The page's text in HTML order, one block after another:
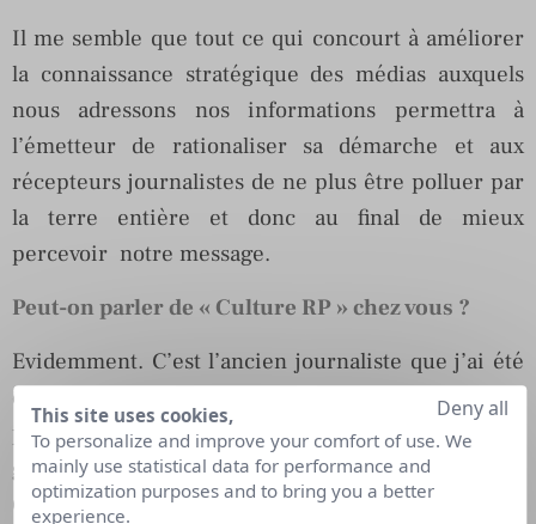
Il me semble que tout ce qui concourt à améliorer
la connaissance stratégique des médias auxquels
nous adressons nos informations permettra à
l’émetteur de rationaliser sa démarche et aux
récepteurs journalistes de ne plus être polluer par
la terre entière et donc au final de mieux
percevoir notre message.
Peut-on parler de « Culture RP » chez vous ?
Evidemment. C’est l’ancien journaliste que j’ai été
qui vous parle. Mais la Culture RP n’est à mon sens
pas dissociable d’une stratégie de communication
globale. Tout communiquant devrait avoir cette
Culture RP.
This site uses cookies,
To personalize and improve your comfort of use. We
mainly use statistical data for performance and
optimization purposes and to bring you a better
experience.
Deny all